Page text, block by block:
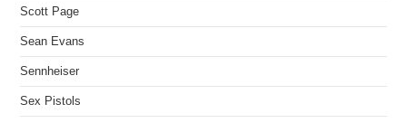
Scott Page
Sean Evans
Sennheiser
Sex Pistols